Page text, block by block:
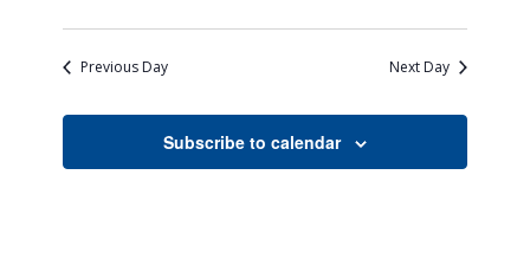
Previous Day Next Day
Subscribe to calendar